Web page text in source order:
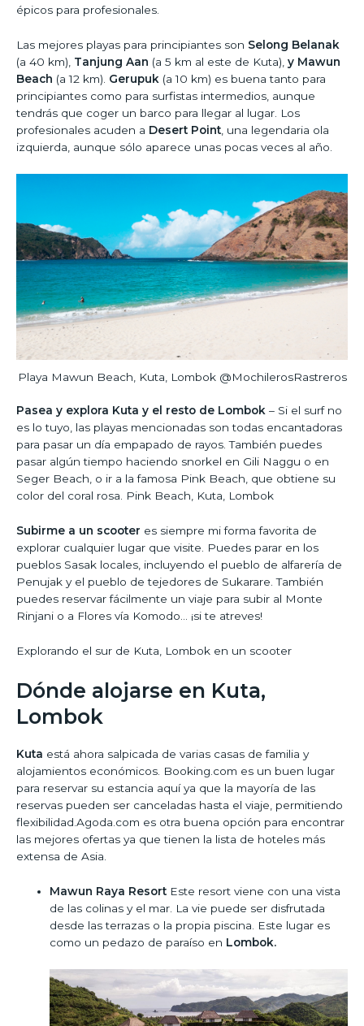
épicos para profesionales.
Las mejores playas para principiantes son Selong Belanak
(a 40 km), Tanjung Aan (a 5 km al este de Kuta), y Mawun
Beach (a 12 km). Gerupuk (a 10 km) es buena tanto para
principiantes como para surfistas intermedios, aunque
tendrás que coger un barco para llegar al lugar. Los
profesionales acuden a Desert Point , una legendaria ola
izquierda, aunque sólo aparece unas pocas veces al año.
Playa Mawun Beach, Kuta, Lombok @MochilerosRastreros
Pasea y explora Kuta y el resto de Lombok – Si el surf no
es lo tuyo, las playas mencionadas son todas encantadoras
para pasar un día empapado de rayos. También puedes
pasar algún tiempo haciendo snorkel en Gili Naggu o en
Seger Beach, o ir a la famosa Pink Beach, que obtiene su
color del coral rosa. Pink Beach, Kuta, Lombok
Subirme a un scooter es siempre mi forma favorita de
explorar cualquier lugar que visite. Puedes parar en los
pueblos Sasak locales, incluyendo el pueblo de alfarería de
Penujak y el pueblo de tejedores de Sukarare. También
puedes reservar fácilmente un viaje para subir al Monte
Rinjani o a Flores vía Komodo… ¡si te atreves!
Explorando el sur de Kuta, Lombok en un scooter
Dónde alojarse en Kuta,
Lombok
Kuta está ahora salpicada de varias casas de familia y
alojamientos económicos. Booking.com es un buen lugar
para reservar su estancia aquí ya que la mayoría de las
reservas pueden ser canceladas hasta el viaje, permitiendo
flexibilidad.Agoda.com es otra buena opción para encontrar
las mejores ofertas ya que tienen la lista de hoteles más
extensa de Asia.
Mawun Raya Resort Este resort viene con una vista
de las colinas y el mar. La vie puede ser disfrutada
desde las terrazas o la propia piscina. Este lugar es
como un pedazo de paraíso en Lombok.